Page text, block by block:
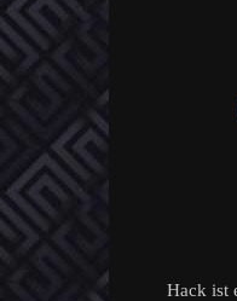
Hack ist